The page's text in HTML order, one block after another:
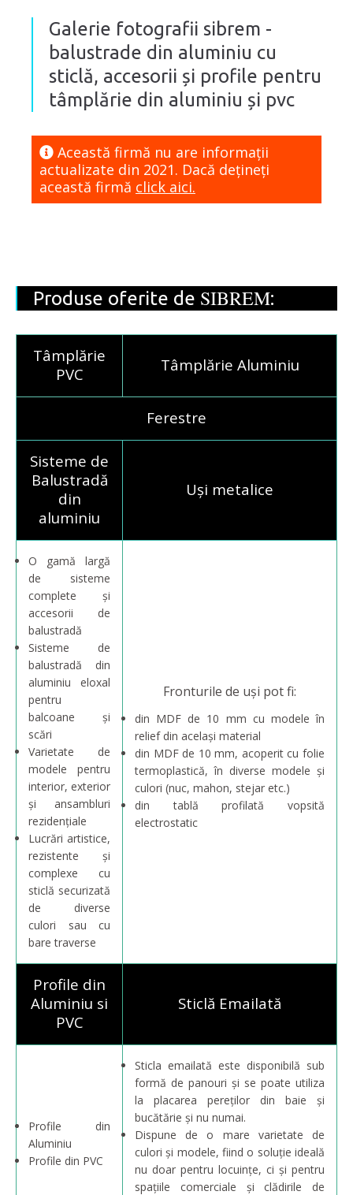
Galerie fotografii sibrem -
balustrade din aluminiu cu
sticlă, accesorii și profile pentru
tâmplărie din aluminiu și pvc
Această firmă nu are informaţii
actualizate din 2021. Dacă dețineți
această firmă click aici.
Produse oferite de SIBREM:
Tâmplărie
PVC
Tâmplărie Aluminiu
Ferestre
Sisteme de
Balustradă
din
aluminiu
Uși metalice
O gamă largă
de sisteme
complete și
accesorii de
balustradă
Sisteme de
balustradă din
aluminiu eloxal
pentru
balcoane și
scări
Varietate de
modele pentru
interior, exterior
și ansambluri
rezidențiale
Lucrări artistice,
rezistente și
complexe cu
sticlă securizată
de diverse
culori sau cu
bare traverse
Fronturile de uși pot fi:
din MDF de 10 mm cu modele în
relief din același material
din MDF de 10 mm, acoperit cu folie
termoplastică, în diverse modele și
culori (nuc, mahon, stejar etc.)
din tablă profilată vopsită
electrostatic
Profile din
Aluminiu si
PVC
Sticlă Emailată
Profile din
Aluminiu
Profile din PVC
Sticla emailată este disponibilă sub
formă de panouri și se poate utiliza
la placarea pereților din baie și
bucătărie și nu numai.
Dispune de o mare varietate de
culori și modele, fiind o soluție ideală
nu doar pentru locuințe, ci și pentru
spațiile comerciale și clădirile de